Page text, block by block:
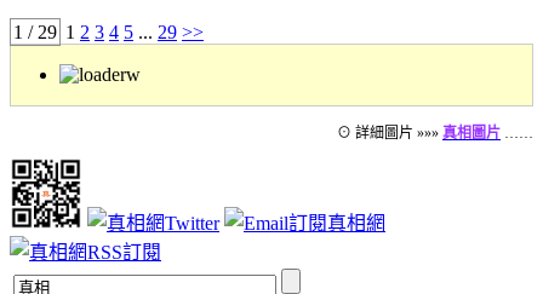
1 / 29 1 2 3 4 5 ... 29 >>
⊙ 詳細圖片 »»» 真相圖片 ……